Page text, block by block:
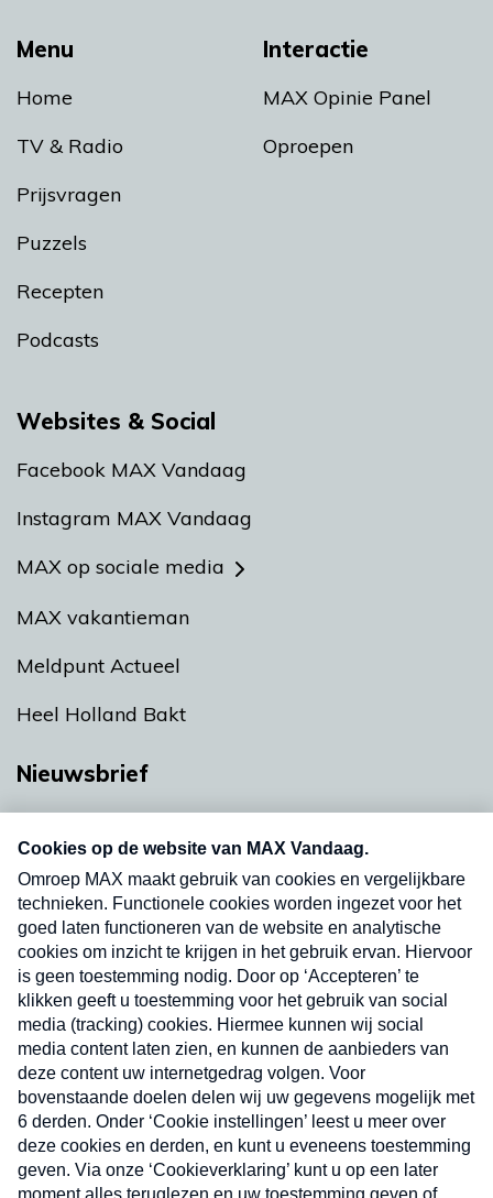
Menu
Home
TV & Radio
Prijsvragen
Puzzels
Recepten
Podcasts
Interactie
MAX Opinie Panel
Oproepen
Websites & Social
Facebook MAX Vandaag
Instagram MAX Vandaag
MAX op sociale media
MAX vakantieman
Meldpunt Actueel
Heel Holland Bakt
Nieuwsbrief
Neem hier een gratis abonnement op onze
nieuwsbrief. Elke vrijdag- en dinsdagochtend in
uw mailbox.
Verzend
Nieuwsbrief
Neem hier een gratis abonnement op onze